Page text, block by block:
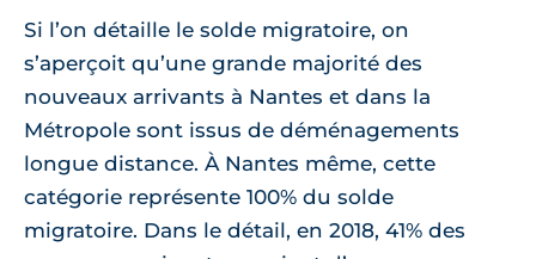
Si l’on détaille le solde migratoire, on
s’aperçoit qu’une grande majorité des
nouveaux arrivants à Nantes et dans la
Métropole sont issus de déménagements
longue distance. À Nantes même, cette
catégorie représente 100% du solde
migratoire. Dans le détail, en 2018, 41% des